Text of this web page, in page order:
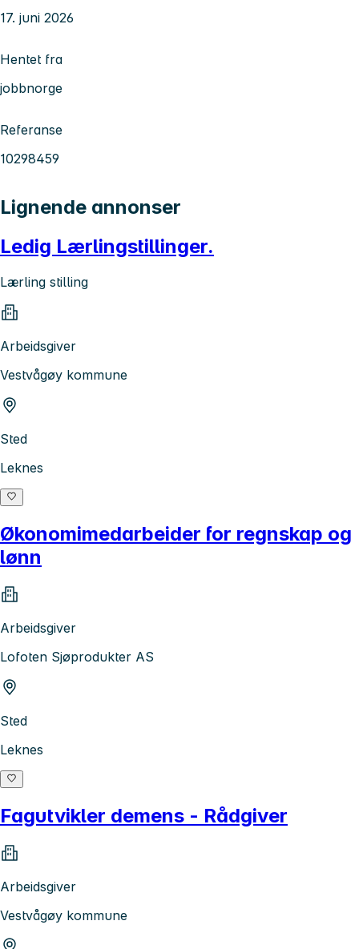
17. juni 2026
Hentet fra
jobbnorge
Referanse
10298459
Lignende annonser
Ledig Lærlingstillinger.
Lærling stilling
Arbeidsgiver
Vestvågøy kommune
Sted
Leknes
Økonomimedarbeider for regnskap og
lønn
Arbeidsgiver
Lofoten Sjøprodukter AS
Sted
Leknes
Fagutvikler demens - Rådgiver
Arbeidsgiver
Vestvågøy kommune